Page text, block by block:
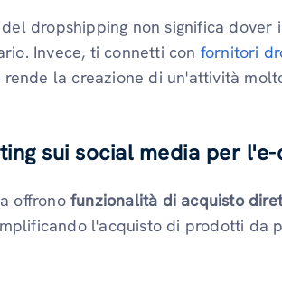
dropshipping non significa dover
Invece, ti connetti con fornitori
la creazione di un'attività
sui social media per
offronofunzionalità di acquisto
l'acquisto di prodotti da